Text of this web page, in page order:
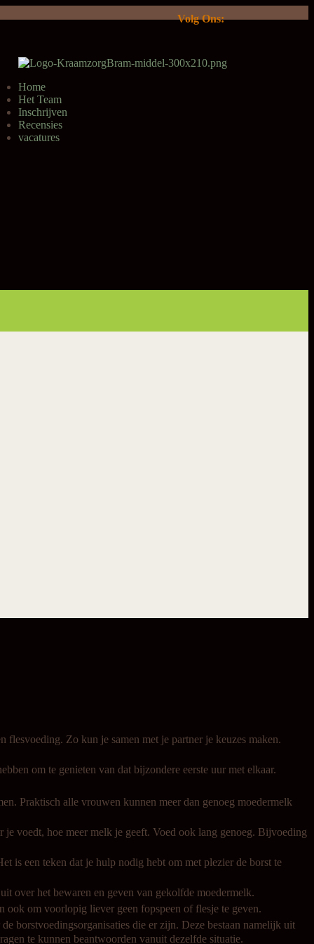
Volg Ons:
Home
Het Team
Inschrijven
Recensies
vacatures
Zo kun je samen met je partner je keuzes maken.
om te genieten van dat bijzondere eerste uur met elkaar.
Praktisch alle vrouwen kunnen meer dan genoeg moedermelk
voedt, hoe meer melk je geeft. Voed ook lang genoeg. Bijvoeding
is een teken dat je hulp nodig hebt om met plezier de borst te
over het bewaren en geven van gekolfde moedermelk.
ook om voorlopig liever geen fopspeen of flesje te geven.
borstvoedingsorganisaties die er zijn. Deze bestaan namelijk uit
te kunnen beantwoorden vanuit dezelfde situatie.